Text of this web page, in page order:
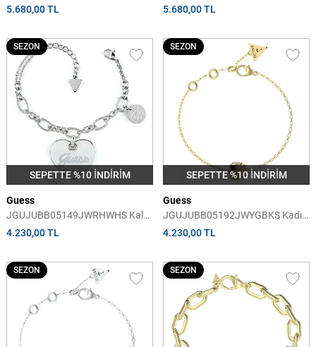
Kadın Bileklik
5.680,00 TL
Kadın Bileklik
5.680,00 TL
SEPETTE %10 İNDİRİM
SEZON
Guess
JGUJUBB05149JWRHWHS Kalpli
Kadın Bileklik
4.230,00 TL
SEPETTE %10 İNDİRİM
SEZON
Guess
JGUJUBB05192JWYGBKS Kadın
Bileklik
4.230,00 TL
SEZON SEZON